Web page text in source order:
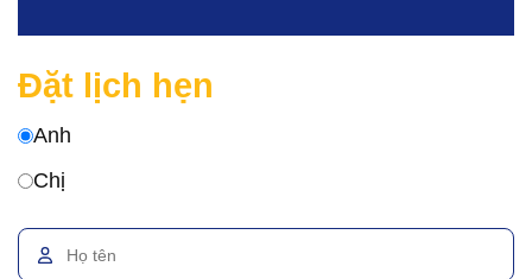
Đặt lịch hẹn
Anh
Chị